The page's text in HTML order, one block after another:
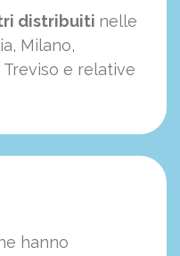
distribuiti nelle
Milano,
Treviso e relative
hanno